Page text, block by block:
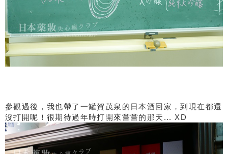
參觀過後，我也帶了一罐賀茂泉的日本酒回家，到現在都還
沒打開呢！很期待過年時打開來嘗嘗的那天... XD